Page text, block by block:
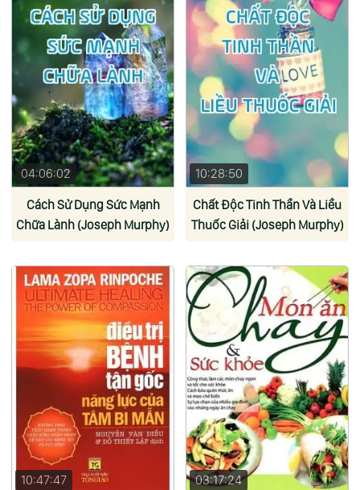
04:06:02
Cách Sử Dụng Sức Mạnh
Chữa Lành (Joseph Murphy)
10:28:50
Chất Độc Tinh Thần Và Liều
Thuốc Giải (Joseph Murphy)
10:47:47 03:17:24